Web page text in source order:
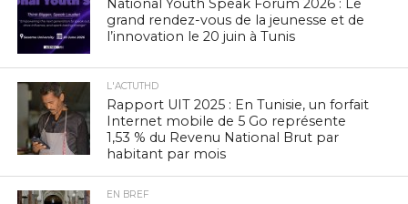
National Youth Speak Forum 2026 : Le
grand rendez-vous de la jeunesse et de
l’innovation le 20 juin à Tunis
L'ACTUTHD
Rapport UIT 2025 : En Tunisie, un forfait
Internet mobile de 5 Go représente
1,53 % du Revenu National Brut par
habitant par mois
EN BREF